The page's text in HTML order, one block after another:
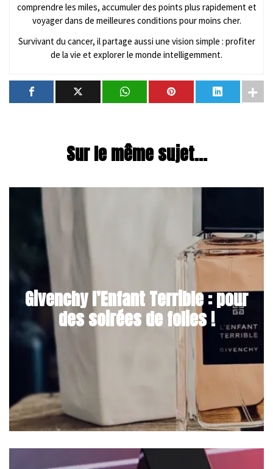
comprendre les miles, accumuler des points plus rapidement et
voyager dans de meilleures conditions pour moins cher.
Survivant du cancer, il partage aussi une vision simple : profiter
de la vie et explorer le monde intelligemment.
Sur le même sujet...
Givenchy l’Enfant Terrible : pour
des soirées de folies !